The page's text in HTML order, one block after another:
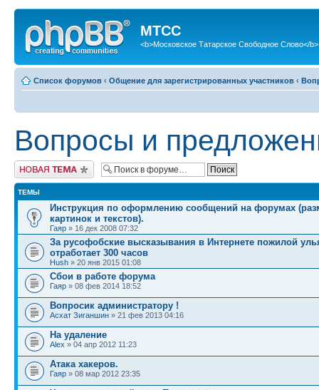
МТСС
<b>Московское Татарское Свободное Слово</b>
Список форумов ‹ Общение для зарегистрированных участников ‹
Вопросы и
Новая тема
ТЕМЫ
Инструкция по оформлению сообщений на форумах
картинок и текстов).
Гаяр » 16 дек 2008 07:32
За русофобские высказывания в Интернете пожилой
отработает 300 часов
Hush » 20 янв 2015 01:08
Сбои в работе форума
Гаяр » 08 фев 2014 18:52
Вопросик администратору !
Асхат Зиганшин » 21 фев 2013 04:16
На удаление
Alex » 04 апр 2012 11:23
Атака хакеров.
Гаяр » 08 мар 2012 23:35